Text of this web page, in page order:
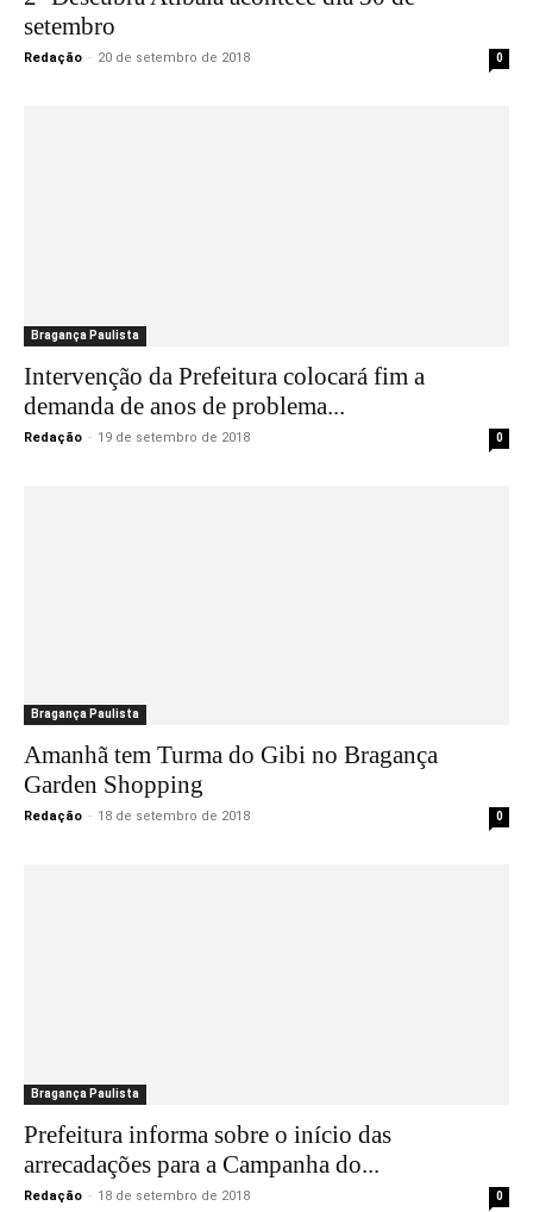
setembro
Redação - 20 de setembro de 2018 0
Bragança Paulista
Intervenção da Prefeitura colocará fim a
demanda de anos de problema...
Redação - 19 de setembro de 2018 0
Bragança Paulista
Amanhã tem Turma do Gibi no Bragança
Garden Shopping
Redação - 18 de setembro de 2018 0
Bragança Paulista
Prefeitura informa sobre o início das
arrecadações para a Campanha do...
Redação - 18 de setembro de 2018 0